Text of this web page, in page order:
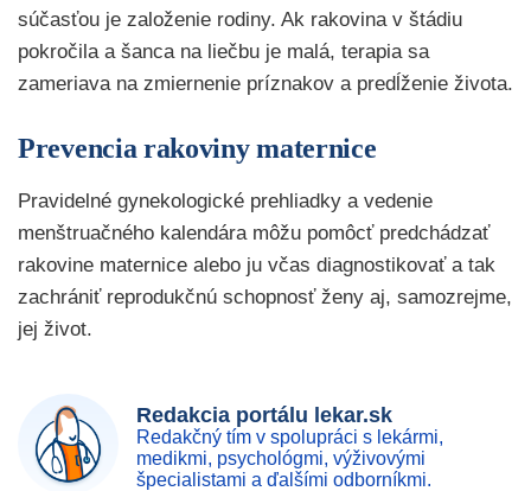
súčasťou je založenie rodiny. Ak rakovina v štádiu
pokročila a šanca na liečbu je malá, terapia sa
zameriava na zmiernenie príznakov a predĺženie života.
Prevencia rakoviny maternice
Pravidelné gynekologické prehliadky a vedenie
menštruačného kalendára môžu pomôcť predchádzať
rakovine maternice alebo ju včas diagnostikovať a tak
zachrániť reprodukčnú schopnosť ženy aj, samozrejme,
jej život.
Redakcia portálu lekar.sk
Redakčný tím v spolupráci s lekármi,
medikmi, psychológmi, výživovými
špecialistami a ďalšími odborníkmi.